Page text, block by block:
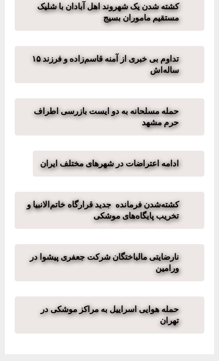
کشته شدن یک شهروند اهل آبادان با شلیک
مستقیم ماموران بسیج
تداوم بی خبری از آمنه قاسم‌زاده و فرزند ۱۵
ساله‌اش
حمله مسلحانه به دو ایست بازرسی اطراف
حرم مشهد
ادامه اعتراضات در شهرهای مختلف ایران
کشته‌شدن فرمانده جدید قرارگاه خاتم‌الانبیا و
تخریب پایگاه‌های موشکی
نارضایتی مالباختگان شرکت جعفری پیشوا در
ورامین
حمله هوایی اسراییل به مراکز موشکی در
تهران